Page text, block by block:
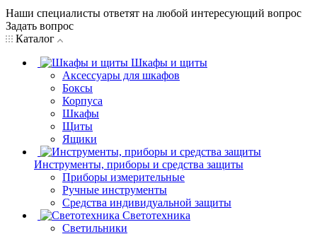
Наши специалисты ответят на любой интересующий вопрос
Задать вопрос
Каталог
Шкафы и щиты
Аксессуары для шкафов
Боксы
Корпуса
Шкафы
Щиты
Ящики
Инструменты, приборы и средства защиты
Приборы измерительные
Ручные инструменты
Средства индивидуальной защиты
Светотехника
Светильники